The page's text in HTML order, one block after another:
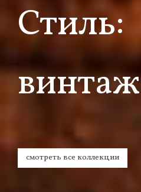
Стиль:
винтаж
смотреть все коллекции